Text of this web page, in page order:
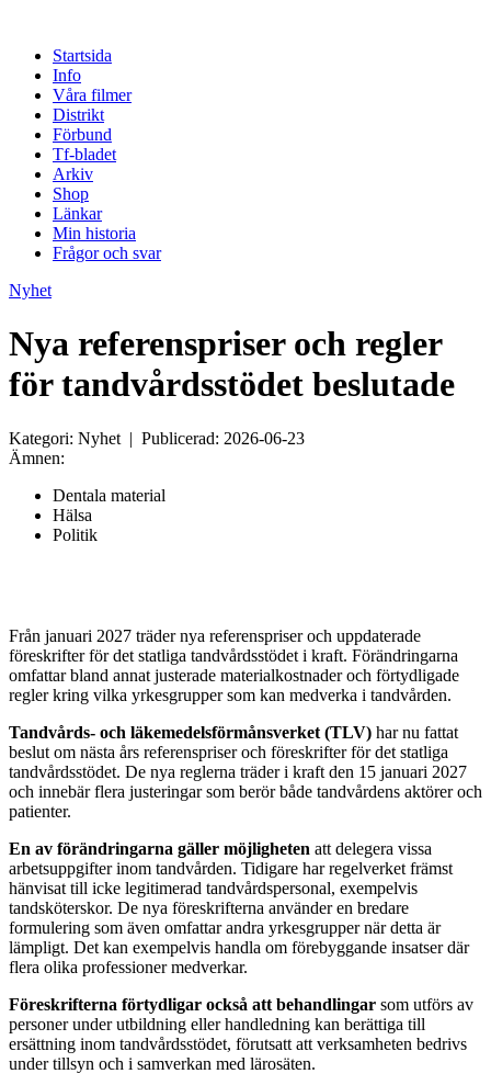
Startsida
Info
Våra filmer
Distrikt
Förbund
Tf-bladet
Arkiv
Shop
Länkar
Min historia
Frågor och svar
Nyhet
Nya referenspriser och regler
för tandvårdsstödet beslutade
Kategori: Nyhet | Publicerad: 2026-06-23
Ämnen:
Dentala material
Hälsa
Politik
Från januari 2027 träder nya referenspriser och uppdaterade
föreskrifter för det statliga tandvårdsstödet i kraft. Förändringarna
omfattar bland annat justerade materialkostnader och förtydligade
regler kring vilka yrkesgrupper som kan medverka i tandvården.
Tandvårds- och läkemedelsförmånsverket (TLV) har nu fattat
beslut om nästa års referenspriser och föreskrifter för det statliga
tandvårdsstödet. De nya reglerna träder i kraft den 15 januari 2027
och innebär flera justeringar som berör både tandvårdens aktörer och
patienter.
En av förändringarna gäller möjligheten att delegera vissa
arbetsuppgifter inom tandvården. Tidigare har regelverket främst
hänvisat till icke legitimerad tandvårdspersonal, exempelvis
tandsköterskor. De nya föreskrifterna använder en bredare
formulering som även omfattar andra yrkesgrupper när detta är
lämpligt. Det kan exempelvis handla om förebyggande insatser där
flera olika professioner medverkar.
Föreskrifterna förtydligar också att behandlingar som utförs av
personer under utbildning eller handledning kan berättiga till
ersättning inom tandvårdsstödet, förutsatt att verksamheten bedrivs
under tillsyn och i samverkan med lärosäten.